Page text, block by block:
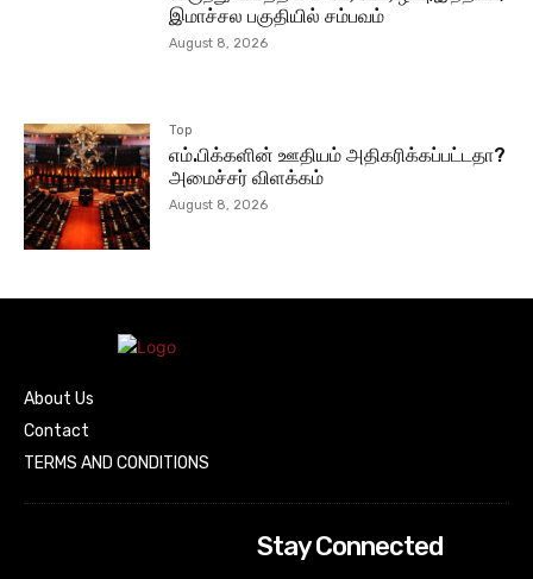
இமாச்சல பகுதியில் சம்பவம்
August 8, 2026
Top
எம்.பிக்களின் ஊதியம் அதிகரிக்கப்பட்டதா?
அமைச்சர் விளக்கம்
August 8, 2026
About Us
Contact
TERMS AND CONDITIONS
Stay Connected